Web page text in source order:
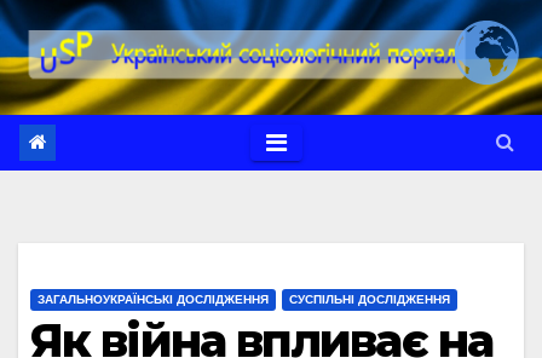
Перейти
до
вмісту
ЗАГАЛЬНОУКРАЇНСЬКІ ДОСЛІДЖЕННЯ СУСПІЛЬНІ ДОСЛІДЖЕННЯ
Як війна впливає на